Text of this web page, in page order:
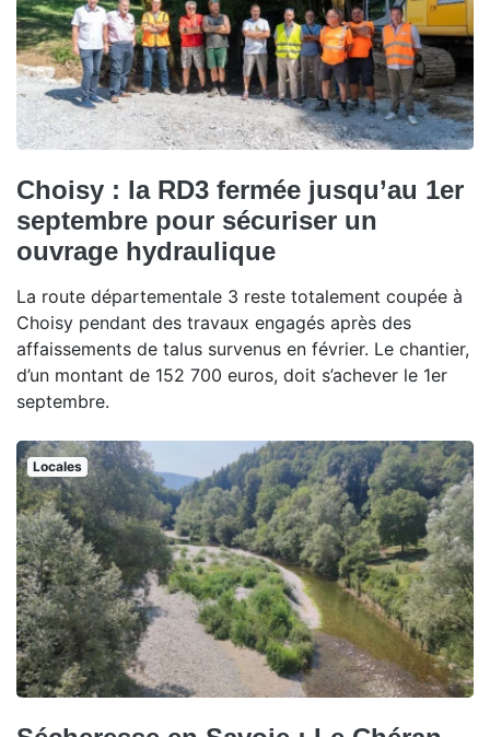
Choisy : la RD3 fermée jusqu’au 1er
septembre pour sécuriser un
ouvrage hydraulique
La route départementale 3 reste totalement coupée à
Choisy pendant des travaux engagés après des
affaissements de talus survenus en février. Le chantier,
d’un montant de 152 700 euros, doit s’achever le 1er
septembre.
Locales